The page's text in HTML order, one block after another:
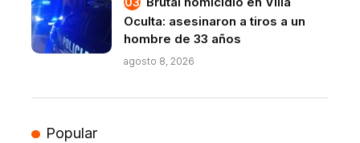
Oculta: asesinaron a tiros a un
hombre de 33 años
agosto 8, 2026
Popular